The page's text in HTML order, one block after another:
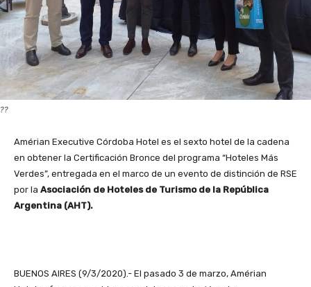
??
Amérian Executive Córdoba Hotel es el sexto hotel de la cadena
en obtener la Certificación Bronce del programa “Hoteles Más
Verdes”, entregada en el marco de un evento de distinción de RSE
por la Asociación de Hoteles de Turismo de la República
Argentina (AHT).
BUENOS AIRES (9/3/2020).- El pasado 3 de marzo, Amérian